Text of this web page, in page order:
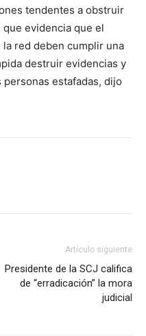
tendentes a obstruir
evidencia que el
red deben cumplir una
destruir evidencias y
personas estafadas, dijo
Artículo siguiente
Presidente de la SCJ califica
de “erradicación” la mora
judicial